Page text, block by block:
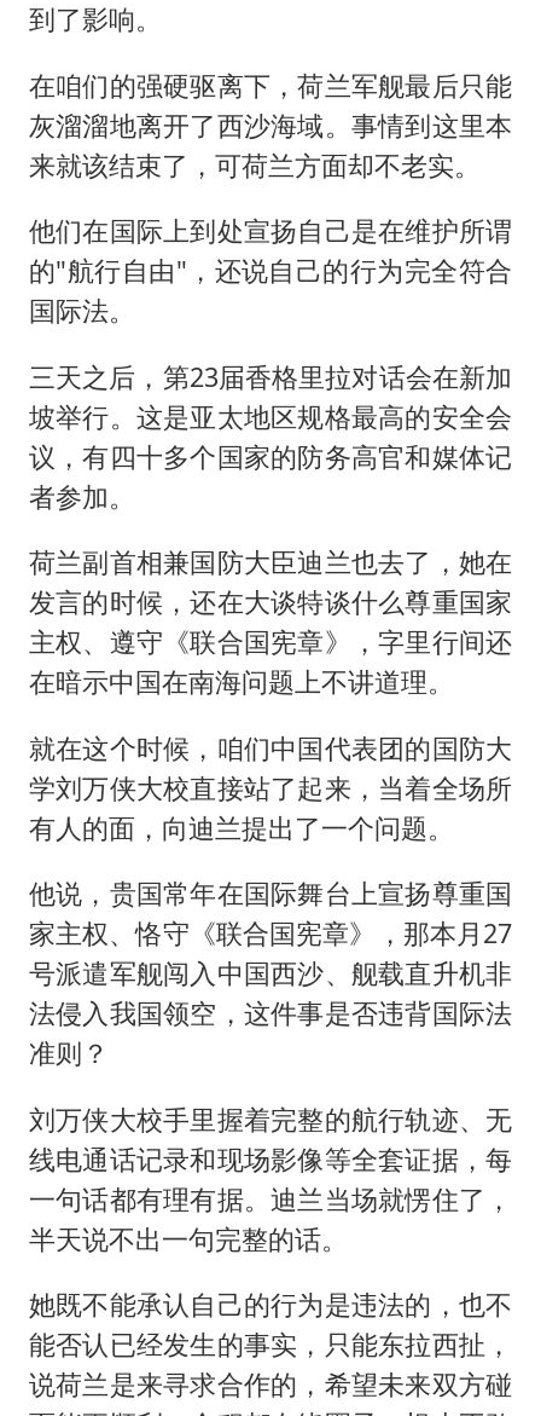
到了影响。
在咱们的强硬驱离下，荷兰军舰最后只能
灰溜溜地离开了西沙海域。事情到这里本
来就该结束了，可荷兰方面却不老实。
他们在国际上到处宣扬自己是在维护所谓
的"航行自由"，还说自己的行为完全符合
国际法。
三天之后，第23届香格里拉对话会在新加
坡举行。这是亚太地区规格最高的安全会
议，有四十多个国家的防务高官和媒体记
者参加。
荷兰副首相兼国防大臣迪兰也去了，她在
发言的时候，还在大谈特谈什么尊重国家
主权、遵守《联合国宪章》，字里行间还
在暗示中国在南海问题上不讲道理。
就在这个时候，咱们中国代表团的国防大
学刘万侠大校直接站了起来，当着全场所
有人的面，向迪兰提出了一个问题。
他说，贵国常年在国际舞台上宣扬尊重国
家主权、恪守《联合国宪章》，那本月27
号派遣军舰闯入中国西沙、舰载直升机非
法侵入我国领空，这件事是否违背国际法
准则？
刘万侠大校手里握着完整的航行轨迹、无
线电通话记录和现场影像等全套证据，每
一句话都有理有据。迪兰当场就愣住了，
半天说不出一句完整的话。
她既不能承认自己的行为是违法的，也不
能否认已经发生的事实，只能东拉西扯，
说荷兰是来寻求合作的，希望未来双方碰